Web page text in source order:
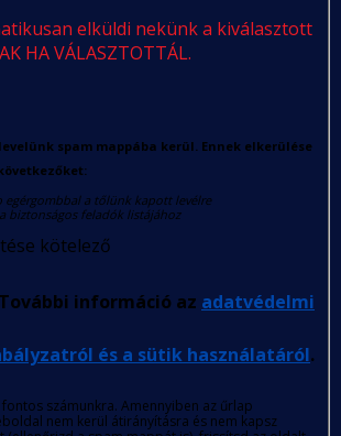
elküldi nekünk a kiválasztott
HA VÁLASZTOTTÁL.
spam mappába kerül. Ennek elkerülése
egérgombbal a tőlünk kapott levélre
biztonságos feladók listájához
kötelező
További információ az adatvédelmi
és a sütik használatáról.
fontos számunkra. Amennyiben az űrlap
nem kerül átirányításra és nem kapsz